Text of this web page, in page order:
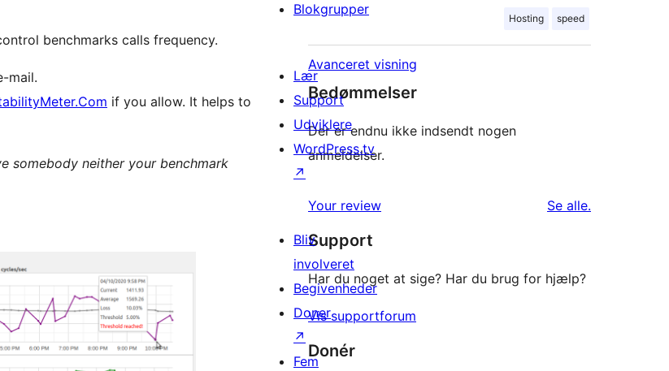
benchmarks calls frequency.
mail.
if you allow. It helps to
somebody neither your benchmark
Hosting speed
Avanceret visning
Bedømmelser
Der er endnu ikke indsendt nogen
anmeldelser.
Your review Se alleanmeldelser
.
Support
Har du noget at sige? Har du brug for hjælp?
Vis supportforum
Donér
Blokgrupper
Lær
Support
Udviklere
WordPress.tv
↗
Bliv
involveret
Begivenheder
Doner
↗
Fem